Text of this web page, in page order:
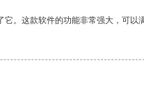
。这款软件的功能非常强大，可以